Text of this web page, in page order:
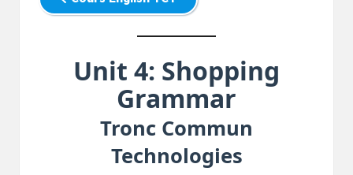
Unit 4: Shopping
Grammar
Tronc Commun
Technologies